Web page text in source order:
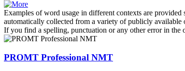
Examples of word usage in different contexts are
automatically collected from a variety of publicly available
If you find a spelling, punctuation or any other error in
PROMT Professional NMT